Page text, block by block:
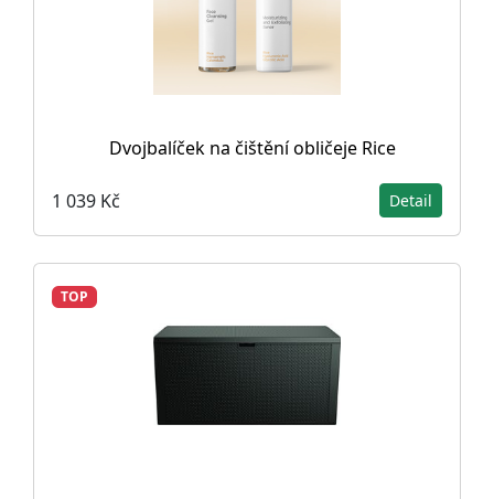
Dvojbalíček na čištění obličeje Rice
1 039 Kč Detail
TOP